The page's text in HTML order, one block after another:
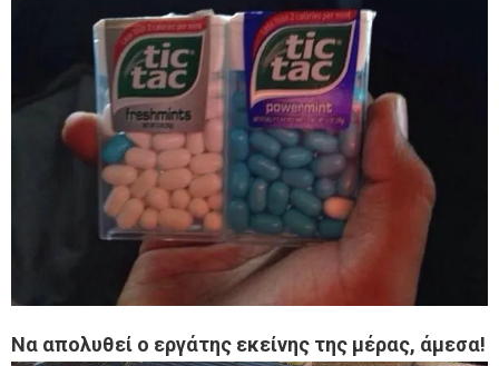
Να απολυθεί ο εργάτης εκείνης της μέρας, άμεσα!